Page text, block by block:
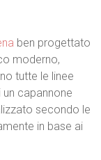
ben progettato
moderno,
tutte le linee
un capannone
secondo le
in base ai